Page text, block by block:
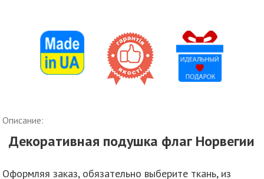
Описание:
Декоративная подушка флаг Норвегии
Оформляя заказ, обязательно выберите ткань, из